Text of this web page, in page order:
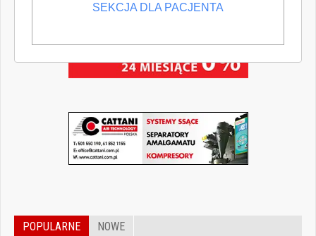
POPULARNE NOWE
SEKCJA DLA PACJENTA